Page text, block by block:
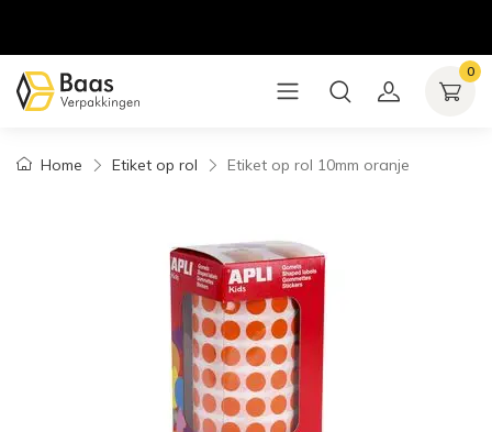
0
Home Etiket op rol Etiket op rol 10mm oranje